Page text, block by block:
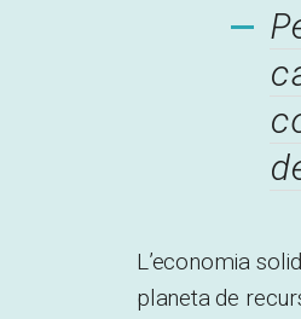
L’economia
planeta de